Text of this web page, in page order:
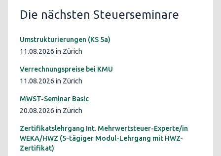
Die nächsten Steuerseminare
Umstrukturierungen (KS 5a)
11.08.2026 in Zürich
Verrechnungspreise bei KMU
11.08.2026 in Zürich
MWST-Seminar Basic
20.08.2026 in Zürich
Zertifikatslehrgang Int. Mehrwertsteuer-Experte/in
WEKA/HWZ (5-tägiger Modul-Lehrgang mit HWZ-
Zertifikat)